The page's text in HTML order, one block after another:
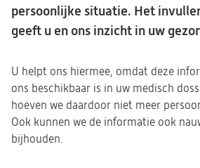
persoonlijke situatie. Het
geeft u en ons inzicht in uw
U helpt ons hiermee, omdat deze
ons beschikbaar is in uw medisch
hoeven we daardoor niet meer
Ook kunnen we de informatie ook
bijhouden.